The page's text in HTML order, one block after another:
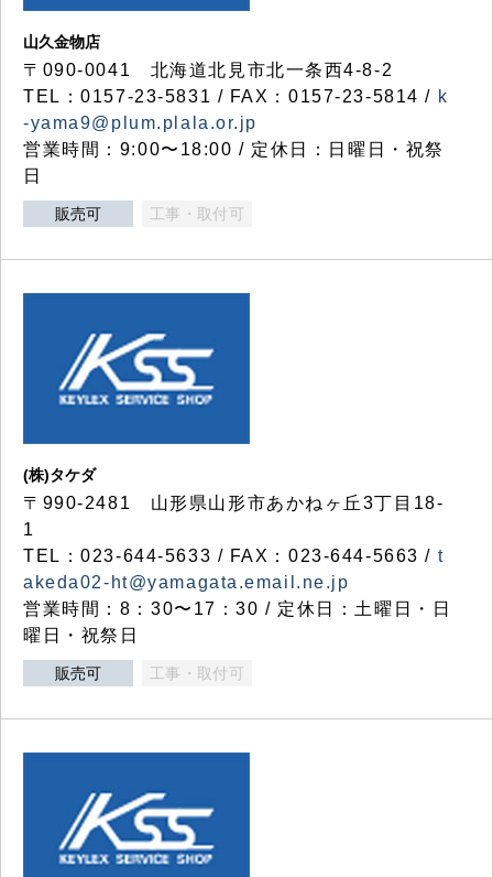
山久金物店
〒090-0041 北海道北見市北一条西4-8-2
TEL：0157-23-5831 / FAX：0157-23-5814 / k
-yama9@plum.plala.or.jp
営業時間：9:00〜18:00 / 定休日：日曜日・祝祭
日
販売可 工事・取付可
(株)タケダ
〒990-2481 山形県山形市あかねヶ丘3丁目18-
1
TEL：023-644-5633 / FAX：023-644-5663 / t
akeda02-ht@yamagata.email.ne.jp
営業時間：8：30〜17：30 / 定休日：土曜日・日
曜日・祝祭日
販売可 工事・取付可